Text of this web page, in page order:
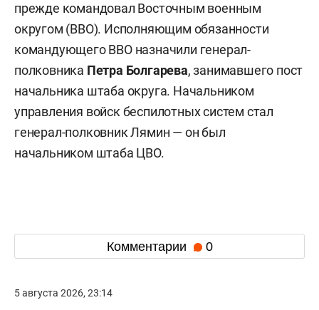
прежде командовал Восточным военным
округом (ВВО). Исполняющим обязанности
командующего ВВО назначили генерал-
полковника Петра Болгарева, занимавшего пост
начальника штаба округа. Начальником
управления войск беспилотных систем стал
генерал-полковник Лямин — он был
начальником штаба ЦВО.
Комментарии 0
5 августа 2026, 23:14